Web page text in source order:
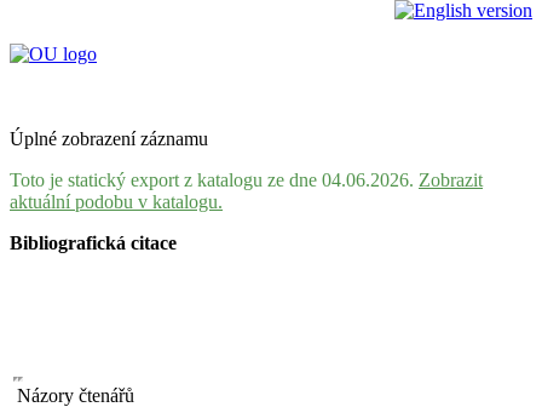
Úplné zobrazení záznamu
Toto je statický export z katalogu ze dne 04.06.2026. Zobrazit
aktuální podobu v katalogu.
Bibliografická citace
Názory čtenářů